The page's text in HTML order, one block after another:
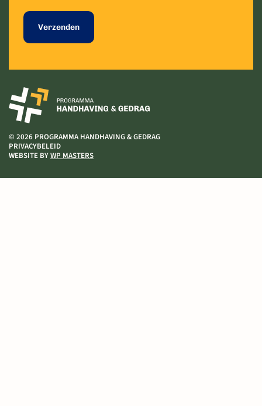
Verzenden
© 2026 PROGRAMMA HANDHAVING & GEDRAG
PRIVACYBELEID
WEBSITE BYWP MASTERS